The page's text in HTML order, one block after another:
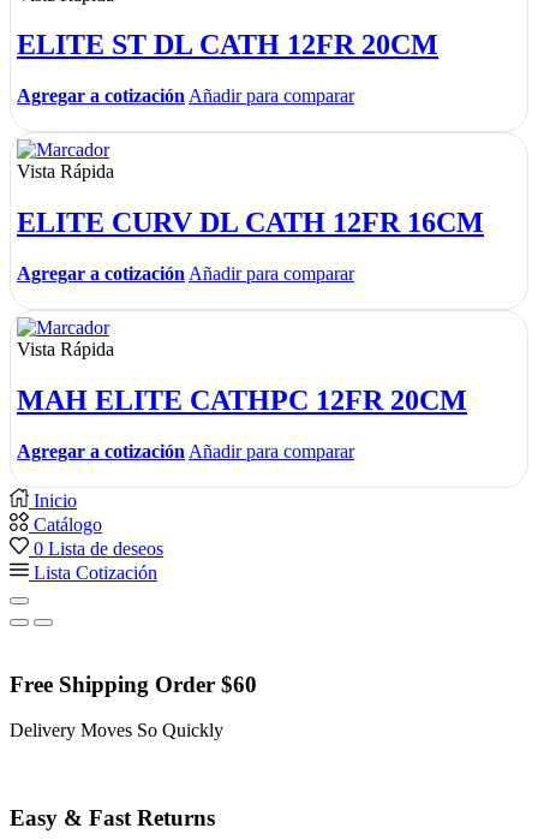
ELITE ST DL CATH 12FR 20CM
Agregar a cotización Añadir para comparar
Vista Rápida
ELITE CURV DL CATH 12FR 16CM
Agregar a cotización Añadir para comparar
Vista Rápida
MAH ELITE CATHPC 12FR 20CM
Agregar a cotización Añadir para comparar
Inicio
Catálogo
0 Lista de deseos
Lista Cotización
Free Shipping Order $60
Delivery Moves So Quickly
Easy & Fast Returns